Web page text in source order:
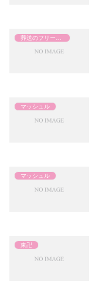
マッシュル
マッシュル
東卍